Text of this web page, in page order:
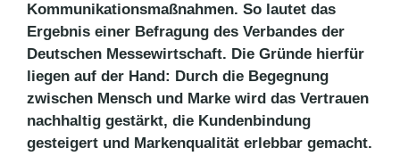
Kommunikationsmaßnahmen. So lautet das
Ergebnis einer Befragung des Verbandes der
Deutschen Messewirtschaft. Die Gründe hierfür
liegen auf der Hand: Durch die Begegnung
zwischen Mensch und Marke wird das Vertrauen
nachhaltig gestärkt, die Kundenbindung
gesteigert und Markenqualität erlebbar gemacht.